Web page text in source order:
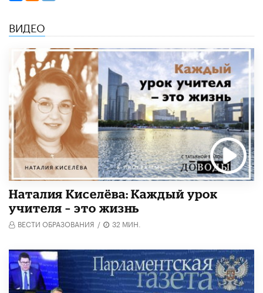
ВИДЕО
Наталия Киселёва: Каждый урок
учителя – это жизнь
ВЕСТИ ОБРАЗОВАНИЯ / 32 МИН.